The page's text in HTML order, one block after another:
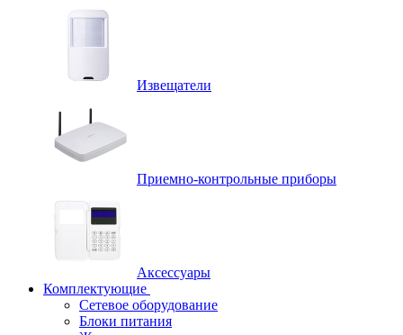
Извещатели
Приемно-контрольные приборы
Аксессуары
Комплектующие
Сетевое оборудование
Блоки питания